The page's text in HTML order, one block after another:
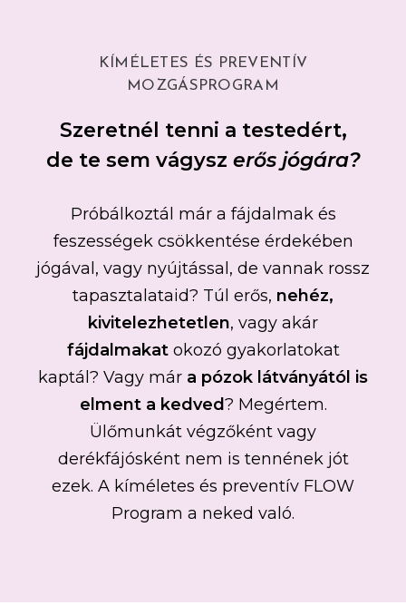
KÍMÉLETES ÉS PREVENTÍV
MOZGÁSPROGRAM
Szeretnél tenni a testedért,
de te sem vágysz erős jógára?
Próbálkoztál már a fájdalmak és
feszességek csökkentése érdekében
jógával, vagy nyújtással, de vannak rossz
tapasztalataid? Túl erős, nehéz,
kivitelezhetetlen, vagy akár
fájdalmakat okozó gyakorlatokat
kaptál? Vagy már a pózok látványától is
elment a kedved? Megértem.
Ülőmunkát végzőként vagy
derékfájósként nem is tennének jót
ezek. A kíméletes és preventív FLOW
Program a neked való.